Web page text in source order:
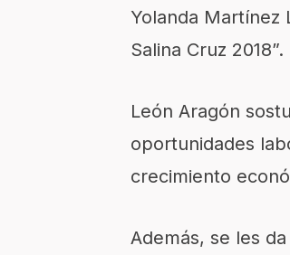
Yolanda Martínez
Salina Cruz 2018”.
León Aragón
oportunidades
crecimiento
Además, se les